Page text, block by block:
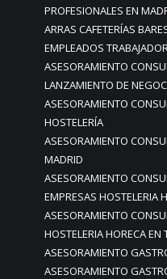
PROFESIONALES EN
ARRAS CAFETERÍAS
EMPLEADOS
ASESORAMIENTO
LANZAMIENTO DE
ASESORAMIENTO
HOSTELERÍA
ASESORAMIENTO
MADRID
ASESORAMIENTO
EMPRESAS HOSTELERIA
ASESORAMIENTO
HOSTELERIA HORECA EN
ASESORAMIENTO
ASESORAMIENTO